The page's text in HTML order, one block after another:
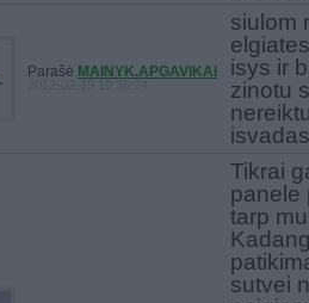
Parašė MAINYK.APGAVIKAI
siulom
isys ir
zinotu
isvadas
Tikrai
panele
tarp
sutvei